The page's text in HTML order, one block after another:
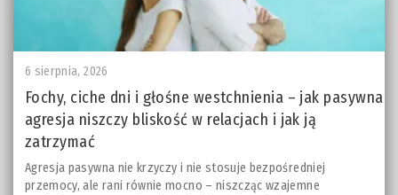
6 sierpnia, 2026
Fochy, ciche dni i głośne westchnienia – jak pasywna
agresja niszczy bliskość w relacjach i jak ją
zatrzymać
Agresja pasywna nie krzyczy i nie stosuje bezpośredniej
przemocy, ale rani równie mocno – niszcząc wzajemne